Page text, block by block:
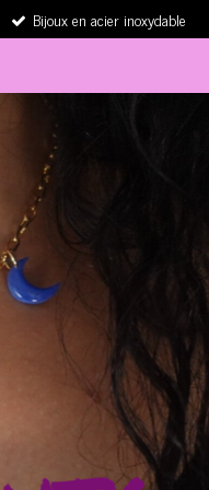
Bijoux en acier inoxydable